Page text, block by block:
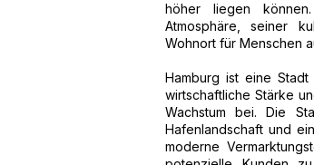
höher liegen
Atmosphäre, seiner
Wohnort für Menschen
Hamburg ist eine Stadt
wirtschaftliche Stärke
Wachstum bei. Die
Hafenlandschaft und
moderne